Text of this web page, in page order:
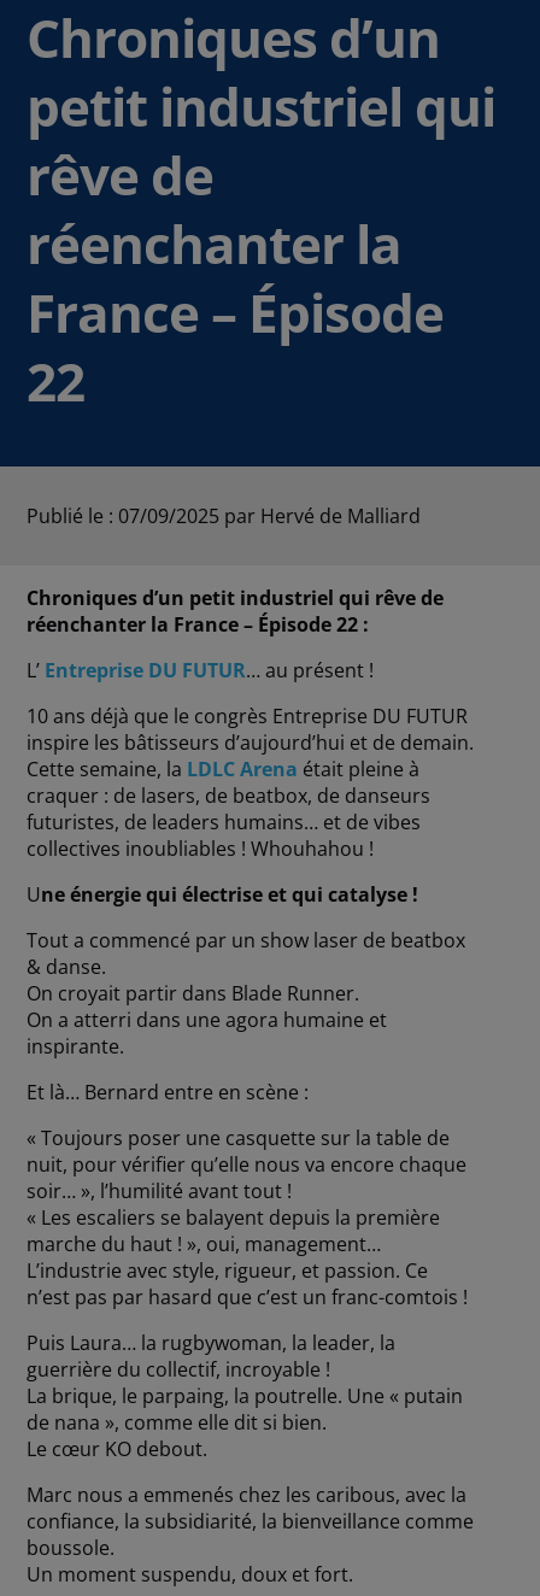
Chroniques d’un
petit industriel qui
rêve de
réenchanter la
France – Épisode
22
Publié le : 07/09/2025 par Hervé de Malliard
Chroniques d’un petit industriel qui rêve de
réenchanter la France – Épisode 22 :
L’ Entreprise DU FUTUR… au présent !
10 ans déjà que le congrès Entreprise DU FUTUR
inspire les bâtisseurs d’aujourd’hui et de demain.
Cette semaine, la LDLC Arena était pleine à
craquer : de lasers, de beatbox, de danseurs
futuristes, de leaders humains… et de vibes
collectives inoubliables ! Whouhahou !
Une énergie qui électrise et qui catalyse !
Tout a commencé par un show laser de beatbox
& danse.
On croyait partir dans Blade Runner.
On a atterri dans une agora humaine et
inspirante.
Et là… Bernard entre en scène :
« Toujours poser une casquette sur la table de
nuit, pour vérifier qu’elle nous va encore chaque
soir… », l’humilité avant tout !
« Les escaliers se balayent depuis la première
marche du haut ! », oui, management…
L’industrie avec style, rigueur, et passion. Ce
n’est pas par hasard que c’est un franc-comtois !
Puis Laura… la rugbywoman, la leader, la
guerrière du collectif, incroyable !
La brique, le parpaing, la poutrelle. Une « putain
de nana », comme elle dit si bien.
Le cœur KO debout.
Marc nous a emmenés chez les caribous, avec la
confiance, la subsidiarité, la bienveillance comme
boussole.
Un moment suspendu, doux et fort.